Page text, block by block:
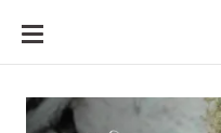
ALLER
CONTENU